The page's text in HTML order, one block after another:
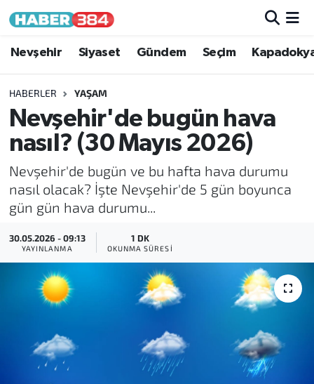
Nevşehir Siyaset Gündem Seçim
HABERLER YAŞAM
Nevşehir'de bugün hava
nasıl? (30 Mayıs 2026)
Nevşehir'de bugün ve bu hafta hava durumu
nasıl olacak? İşte Nevşehir'de 5 gün boyunca
gün gün hava durumu...
30.05.2026 - 09:13
YAYINLANMA
1 DK
OKUNMA SÜRESI
Nöbetçi Eczaneler
Hava Durumu
Trafik Durumu
Tüm Manşetler
Son Dakika Haberleri
Haber Arşivi